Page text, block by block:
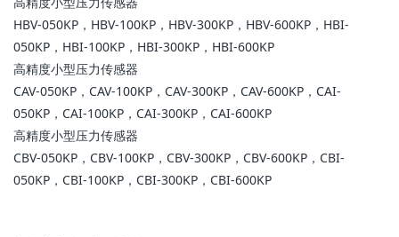
HBV-050KP，HBV-100KP，HBV-300KP，HBV-600KP，HBI-
050KP，HBI-100KP，HBI-300KP，HBI-600KP
高精度小型压力传感器
CAV-050KP，CAV-100KP，CAV-300KP，CAV-600KP，CAI-
050KP，CAI-100KP，CAI-300KP，CAI-600KP
高精度小型压力传感器
CBV-050KP，CBV-100KP，CBV-300KP，CBV-600KP，CBI-
050KP，CBI-100KP，CBI-300KP，CBI-600KP